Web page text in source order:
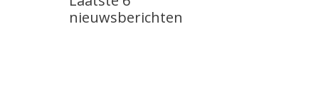
nieuwsberichten